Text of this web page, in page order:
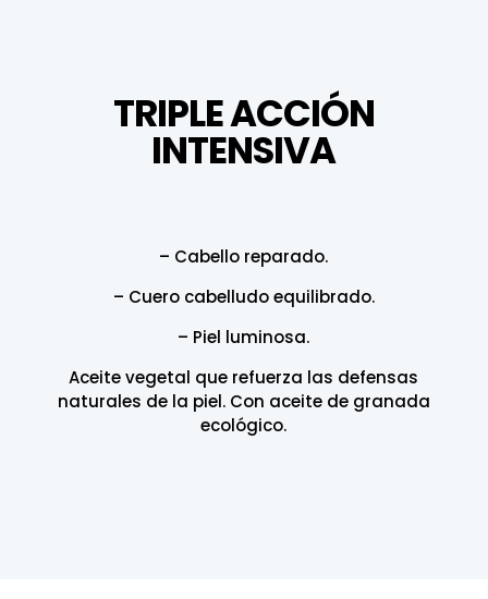
TRIPLE ACCIÓN
INTENSIVA
– Cabello reparado.
– Cuero cabelludo equilibrado.
– Piel luminosa.
Aceite vegetal que refuerza las defensas
naturales de la piel. Con aceite de granada
ecológico.